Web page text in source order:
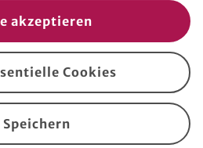
finden/
Samenkorn"
"Das
akzeptieren
Cookies
Speichern